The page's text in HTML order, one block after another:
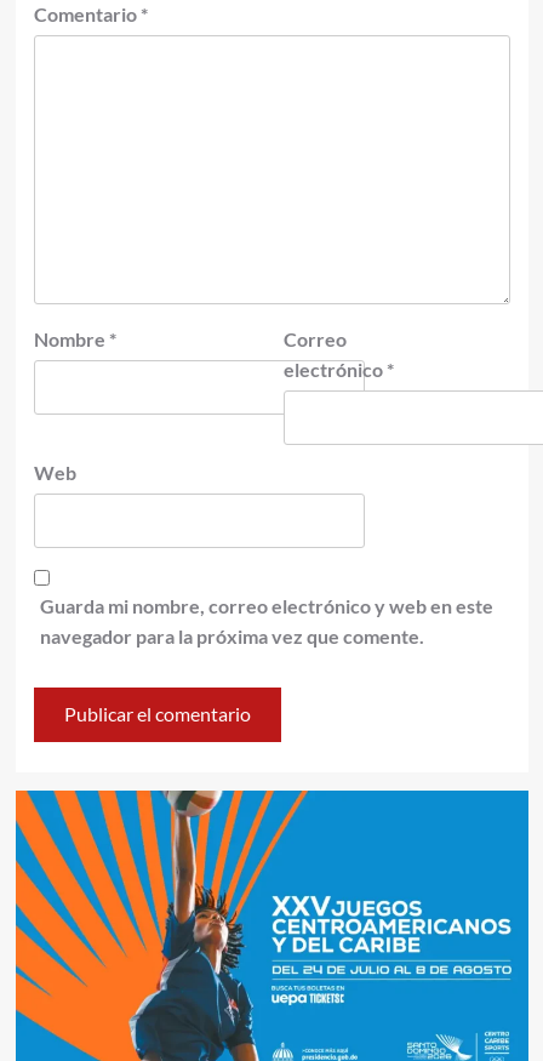
Comentario *
Nombre *
Correo
electrónico *
Web
Guarda mi nombre, correo electrónico y web en este
navegador para la próxima vez que comente.